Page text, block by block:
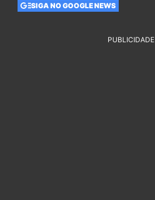
SIGA NO GOOGLE NEWS
PUBLICIDADE